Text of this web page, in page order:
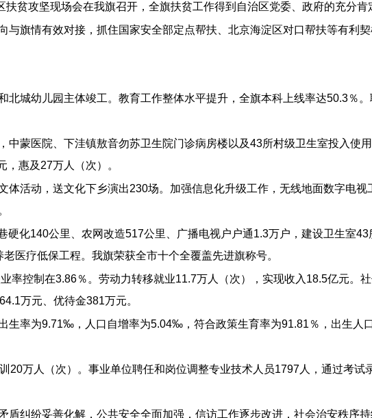
贫攻坚现场会在我旗召开，全旗扶贫工作得到自治区党委、政府的充分肯
与旗情有效对接，抓住国家安全部定点帮扶、北京海淀区对口帮扶等有利
北城幼儿园主体竣工。教育工作整体水平提升，全旗本科上线率达50.3％
中蒙医院、下洼镇敖音勿苏卫生院门诊病房楼以及43所村级卫生室投入使
惠及27万人（次）。
体活动，送文化下乡演出230场。加强信息化升级工作，无线地面数字电
硬化140公里、农网改造517公里、广播电视户户通1.3万户，建设卫生室
医疗低保工程。我旗荣获全市十个全覆盖先进旗称号。
率控制在3.86％。劳动力转移就业11.7万人（次），实现收入18.5亿元。
万元、优待金381万元。
生率为9.71‰，人口自增率为5.04‰，符合政策生育率为91.81％，出生人
20万人（次）。事业单位聘任和岗位调整专业技术人员1797人，通过考试
盾纠纷妥善化解，公共安全全面加强，信访工作逐步改进，社会治安秩序